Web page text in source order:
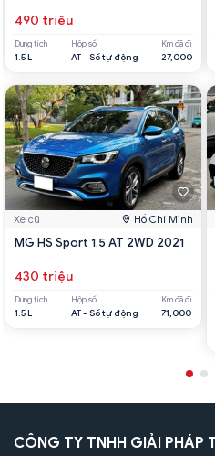
490 triệu
Dung tích
1.5 L
Hộp số
AT - Số tự động
Km đã đi
27,000
Xe cũ Hồ Chí Minh
MG HS Sport 1.5 AT 2WD 2021
430 triệu
Dung tích
1.5 L
Hộp số
AT - Số tự động
Km đã đi
71,000
CÔNG TY TNHH GIẢI PHÁP